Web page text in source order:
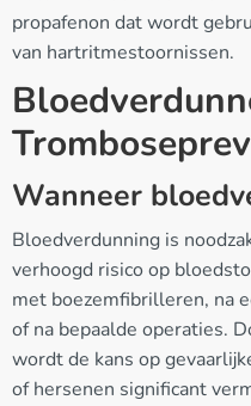
propafenon dat wordt
van hartritmestoornissen.
Wanneer
Bloedverdunning is
verhoogd risico op
met boezemfibrilleren, na
of na bepaalde operaties.
wordt de kans op
of hersenen significant